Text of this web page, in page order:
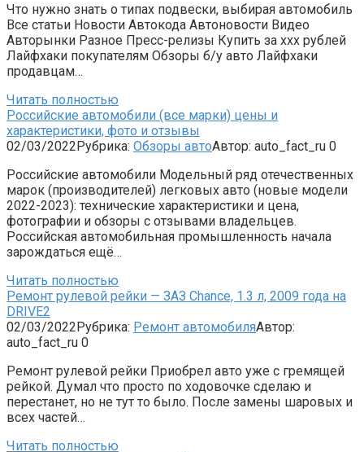
Что нужно знать о типах подвески, выбирая автомобиль
Все статьи Новости Автокода Автоновости Видео
Авторынки Разное Пресс-релизы Купить за xxx рублей
Лайфхаки покупателям Обзоры б/у авто Лайфхаки
продавцам…
Читать полностью
Российские автомобили (все марки) цены и
характеристики, фото и отзывы
02/03/2022Рубрика: Обзоры автоАвтор: auto_fact_ru 0
Российские автомобили Модельный ряд отечественных
марок (производителей) легковых авто (новые модели
2022-2023): технические характеристики и цена,
фотографии и обзоры с отзывами владельцев.
Российская автомобильная промышленность начала
зарождаться ещё…
Читать полностью
Ремонт рулевой рейки — ЗАЗ Chance, 1.3 л, 2009 года на
DRIVE2
02/03/2022Рубрика: Ремонт автомобиляАвтор:
auto_fact_ru 0
Ремонт рулевой рейки Приобрел авто уже с гремящей
рейкой. Думал что просто по ходовочке сделаю и
перестанет, но не тут то было. После замены шаровых и
всех частей…
Читать полностью